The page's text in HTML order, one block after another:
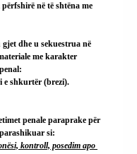
në të shtëna me
dhe u sekuestrua në
me karakter
e shkurtër (brezi).
penale paraprake për
si:
kontroll, posedim apo